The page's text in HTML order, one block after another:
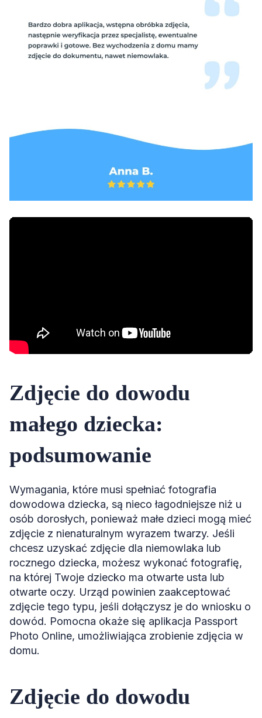
Zdjęcie do dowodu
małego dziecka:
podsumowanie
Wymagania, które musi spełniać fotografia
dowodowa dziecka, są nieco łagodniejsze niż u
osób dorosłych, ponieważ małe dzieci mogą mieć
zdjęcie z nienaturalnym wyrazem twarzy. Jeśli
chcesz uzyskać zdjęcie dla niemowlaka lub
rocznego dziecka, możesz wykonać fotografię,
na której Twoje dziecko ma otwarte usta lub
otwarte oczy. Urząd powinien zaakceptować
zdjęcie tego typu, jeśli dołączysz je do wniosku o
dowód. Pomocna okaże się aplikacja Passport
Photo Online, umożliwiająca zrobienie zdjęcia w
domu.
Zdjęcie do dowodu